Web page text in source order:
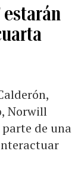
estarán
Norwill
parte de una